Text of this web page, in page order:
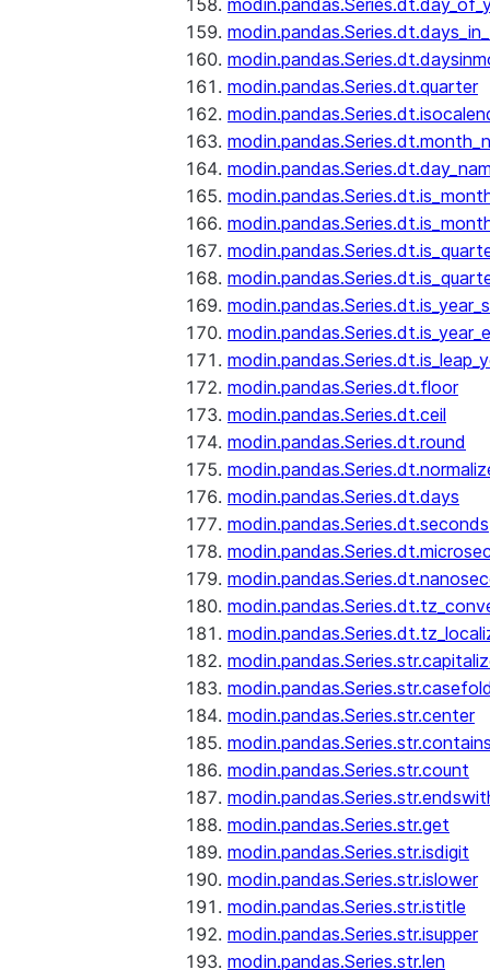
modin.pandas.Series.dt.quarter
modin.pandas.Series.dt.floor
modin.pandas.Series.dt.ceil
modin.pandas.Series.dt.round
modin.pandas.Series.dt.days
modin.pandas.Series.dt.seconds
modin.pandas.Series.str.center
modin.pandas.Series.str.count
modin.pandas.Series.str.get
modin.pandas.Series.str.isdigit
modin.pandas.Series.str.islower
modin.pandas.Series.str.istitle
modin.pandas.Series.str.isupper
modin.pandas.Series.str.len